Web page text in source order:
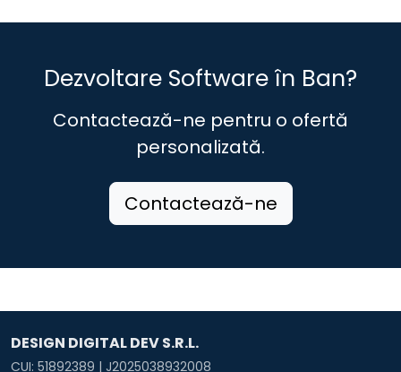
Dezvoltare Software în Ban?
Contactează-ne pentru o ofertă
personalizată.
Contactează-ne
DESIGN DIGITAL DEV S.R.L.
CUI: 51892389 | J2025038932008